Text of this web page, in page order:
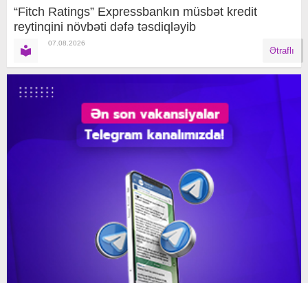
“Fitch Ratings” Expressbankın müsbət kredit
reytinqini növbəti dəfə təsdiqləyib
07.08.2026
Ətraflı